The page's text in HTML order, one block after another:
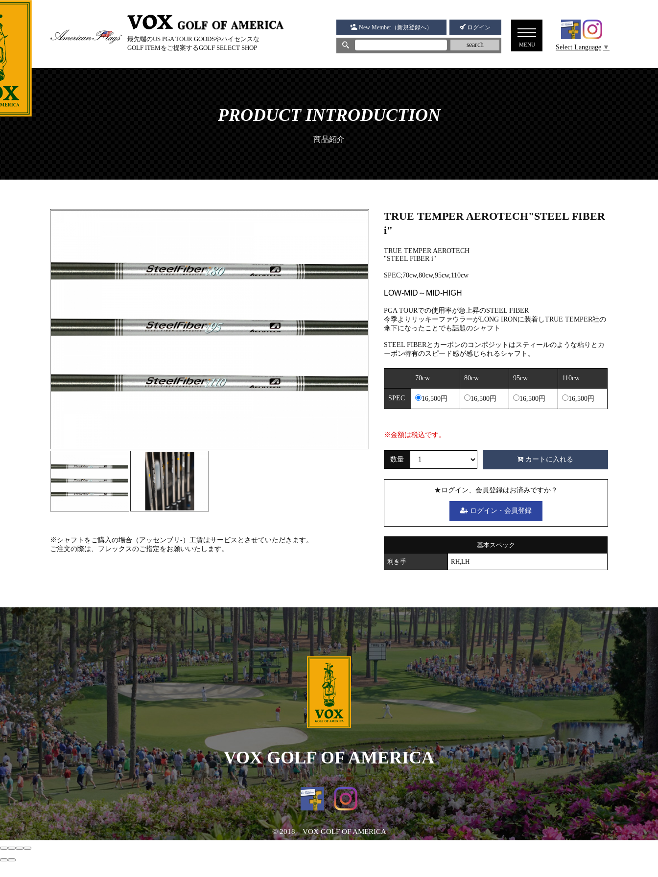
最先端のUS PGA TOUR GOODSやハイセンスな
GOLF ITEMをご提案するGOLF SELECT SHOP
New Member（新規登録へ） ログイン
search
メニ
ュー
MENU Select Language ▼
PRODUCT INTRODUCTION
商品紹介
※シャフトをご購入の場合（アッセンブリ-）工賃はサービスとさせていただきます。
ご注文の際は、フレックスのご指定をお願いいたします。
TRUE TEMPER AEROTECH"STEEL FIBER
i"
TRUE TEMPER AEROTECH
"STEEL FIBER i"
SPEC;70cw,80cw,95cw,110cw
LOW-MID～MID-HIGH
PGA TOURでの使用率が急上昇のSTEEL FIBER
今季よりリッキーファウラーがLONG IRONに装着しTRUE TEMPER社の
傘下になったことでも話題のシャフト
STEEL FIBERとカーボンのコンポジットはスティールのような粘りとカ
ーボン特有のスピード感が感じられるシャフト。
70cw 80cw 95cw 110cw
SPEC 16,500円 16,500円 16,500円 16,500円
※金額は税込です。
数量 カートに入れる
★ログイン、会員登録はお済みですか？
ログイン・会員登録
基本スペック
利き手 RH,LH
VOX GOLF OF AMERICA
© 2018 VOX GOLF OF AMERICA